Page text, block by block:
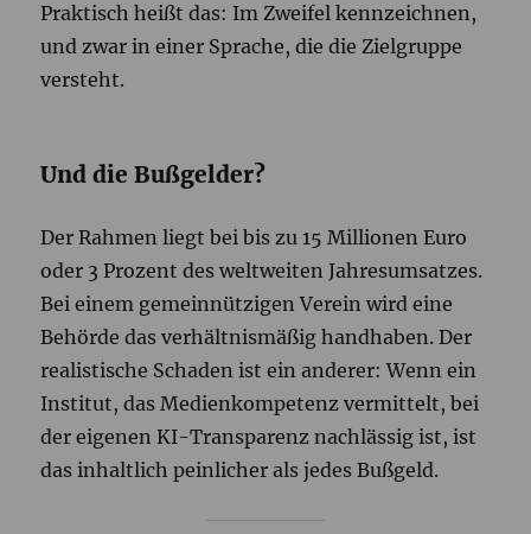
Praktisch heißt das: Im Zweifel kennzeichnen,
und zwar in einer Sprache, die die Zielgruppe
versteht.
Und die Bußgelder?
Der Rahmen liegt bei bis zu 15 Millionen Euro
oder 3 Prozent des weltweiten Jahresumsatzes.
Bei einem gemeinnützigen Verein wird eine
Behörde das verhältnismäßig handhaben. Der
realistische Schaden ist ein anderer: Wenn ein
Institut, das Medienkompetenz vermittelt, bei
der eigenen KI-Transparenz nachlässig ist, ist
das inhaltlich peinlicher als jedes Bußgeld.